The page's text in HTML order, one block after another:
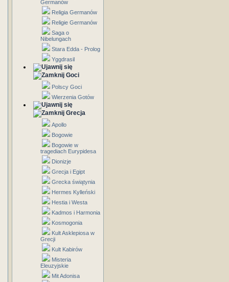
Germanów
Religia Germanów
Religie Germanów
Saga o
Nibelungach
Stara Edda - Prolog
Yggdrasil
Goci
Polscy Goci
Wierzenia Gotów
Grecja
Apollo
Bogowie
Bogowie w
tragediach Eurypidesa
Dionizje
Grecja i Egipt
Grecka świątynia
Hermes Kylleński
Hestia i Westa
Kadmos i Harmonia
Kosmogonia
Kult Asklepiosa w
Grecji
Kult Kabirów
Misteria
Eleuzyjskie
Mit Adonisa